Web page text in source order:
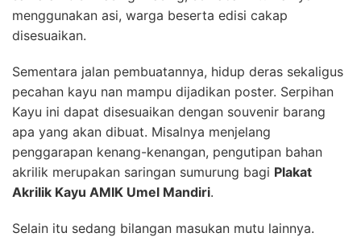
menggunakan asi, warga beserta edisi cakap
disesuaikan.
Sementara jalan pembuatannya, hidup deras sekaligus
pecahan kayu nan mampu dijadikan poster. Serpihan
Kayu ini dapat disesuaikan dengan souvenir barang
apa yang akan dibuat. Misalnya menjelang
penggarapan kenang-kenangan, pengutipan bahan
akrilik merupakan saringan sumurung bagi Plakat
Akrilik Kayu AMIK Umel Mandiri.
Selain itu sedang bilangan masukan mutu lainnya.